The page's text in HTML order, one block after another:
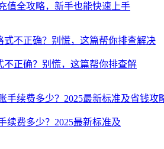
值全攻略，新手也能快速上手
不正确？别慌，这篇帮你排查解
续费多少？2025最新标准及